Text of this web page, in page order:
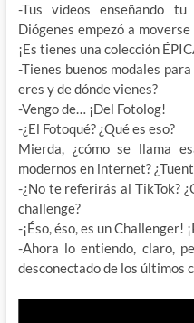
-Tus videos enseñando
Diógenes empezó a
¡Es tienes una colección
-Tienes buenos modales
eres y de dónde vienes?
-Vengo de… ¡Del Fotolog!
-¿El Fotoqué? ¿Qué es eso?
Mierda, ¿cómo se llama
modernos en internet?
-¿No te referirás al TikTok?
challenge?
-¡Éso, éso, es un Challenger!
-Ahora lo entiendo, claro,
desconectado de los últimos